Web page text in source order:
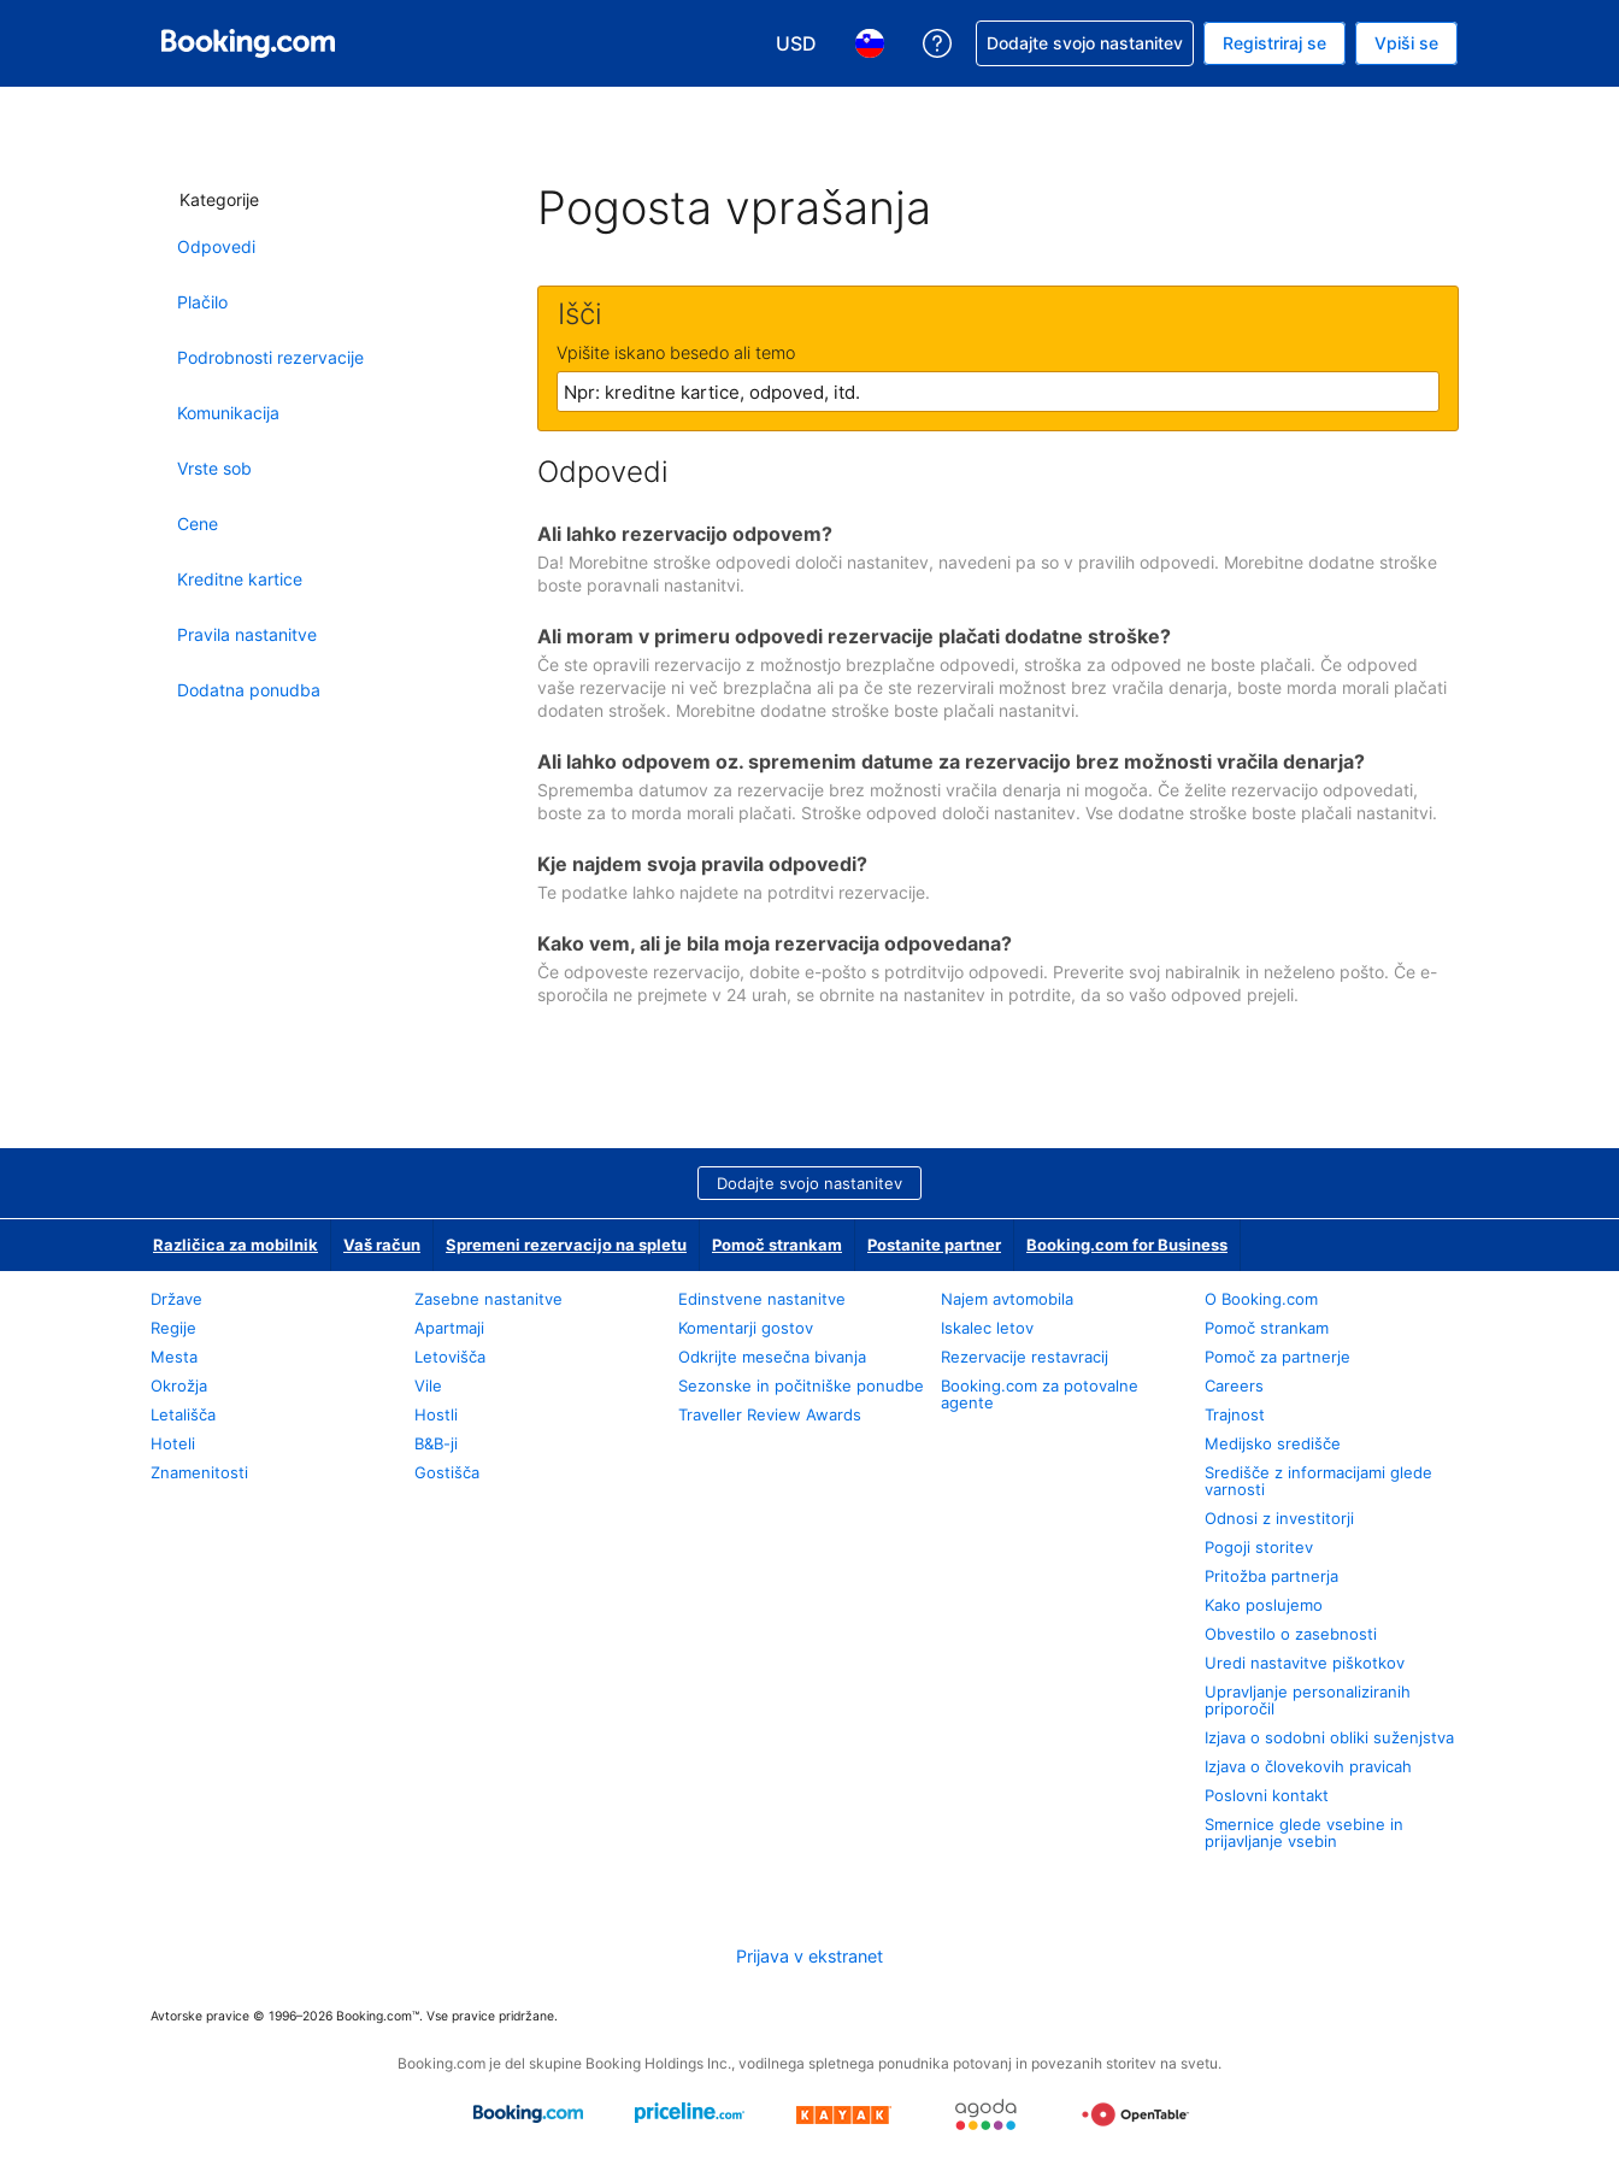
USD
Izbira valute. Vaša trenutna valuta je ameriški dolar
Izbira jezika. Vaš trenutni jezik je Slovenščini
Zaprosite za pomoč pri rezervaciji
Dodajte svojo nastanitev Registriraj se Vpiši se
Kategorije
Odpovedi
Plačilo
Podrobnosti rezervacije
Komunikacija
Vrste sob
Cene
Kreditne kartice
Pravila nastanitve
Dodatna ponudba
Pogosta vprašanja
Išči
Vpišite iskano besedo ali temo
Odpovedi
Ali lahko rezervacijo odpovem?
Da! Morebitne stroške odpovedi določi nastanitev, navedeni pa so v pravilih odpovedi. Morebitne dodatne stroške
boste poravnali nastanitvi.
Ali moram v primeru odpovedi rezervacije plačati dodatne stroške?
Če ste opravili rezervacijo z možnostjo brezplačne odpovedi, stroška za odpoved ne boste plačali. Če odpoved
vaše rezervacije ni več brezplačna ali pa če ste rezervirali možnost brez vračila denarja, boste morda morali plačati
dodaten strošek. Morebitne dodatne stroške boste plačali nastanitvi.
Ali lahko odpovem oz. spremenim datume za rezervacijo brez možnosti vračila denarja?
Sprememba datumov za rezervacije brez možnosti vračila denarja ni mogoča. Če želite rezervacijo odpovedati,
boste za to morda morali plačati. Stroške odpoved določi nastanitev. Vse dodatne stroške boste plačali nastanitvi.
Kje najdem svoja pravila odpovedi?
Te podatke lahko najdete na potrditvi rezervacije.
Kako vem, ali je bila moja rezervacija odpovedana?
Če odpoveste rezervacijo, dobite e-pošto s potrditvijo odpovedi. Preverite svoj nabiralnik in neželeno pošto. Če e-
sporočila ne prejmete v 24 urah, se obrnite na nastanitev in potrdite, da so vašo odpoved prejeli.
Dodajte svojo nastanitev
Različica za mobilnik Vaš račun Spremeni rezervacijo na spletu Pomoč strankam Postanite partner Booking.com for Business
Države
Regije
Mesta
Okrožja
Letališča
Hoteli
Znamenitosti
Zasebne nastanitve
Apartmaji
Letovišča
Vile
Hostli
B&B-ji
Gostišča
Edinstvene nastanitve
Komentarji gostov
Odkrijte mesečna bivanja
Sezonske in počitniške ponudbe
Traveller Review Awards
Najem avtomobila
Iskalec letov
Rezervacije restavracij
Booking.com za potovalne
agente
O Booking.com
Pomoč strankam
Pomoč za partnerje
Careers
Trajnost
Medijsko središče
Središče z informacijami glede
varnosti
Odnosi z investitorji
Pogoji storitev
Pritožba partnerja
Kako poslujemo
Obvestilo o zasebnosti
Uredi nastavitve piškotkov
Upravljanje personaliziranih
priporočil
Izjava o sodobni obliki suženjstva
Izjava o človekovih pravicah
Poslovni kontakt
Smernice glede vsebine in
prijavljanje vsebin
Prijava v ekstranet
Avtorske pravice © 1996–2026 Booking.com™. Vse pravice pridržane.
Booking.com je del skupine Booking Holdings Inc., vodilnega spletnega ponudnika potovanj in povezanih storitev na svetu.